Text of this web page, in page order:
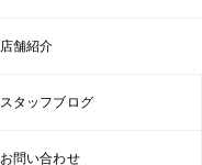
店舗紹介
スタッフブログ
お問い合わせ